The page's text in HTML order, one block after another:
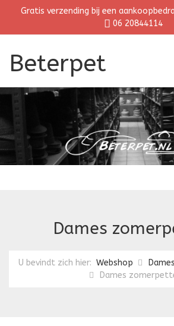
Gratis verzending bij een
06 20844114
Beterpet
Dames
U bevindt zich hier: Webshop Dames
Dames